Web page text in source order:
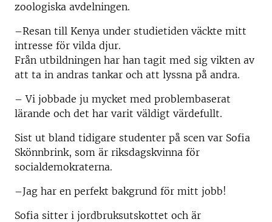
zoologiska avdelningen.
–Resan till Kenya under studietiden väckte mitt
intresse för vilda djur.
Från utbildningen har han tagit med sig vikten av
att ta in andras tankar och att lyssna på andra.
– Vi jobbade ju mycket med problembaserat
lärande och det har varit väldigt värdefullt.
Sist ut bland tidigare studenter på scen var Sofia
Skönnbrink, som är riksdagskvinna för
socialdemokraterna.
–Jag har en perfekt bakgrund för mitt jobb!
Sofia sitter i jordbruksutskottet och är